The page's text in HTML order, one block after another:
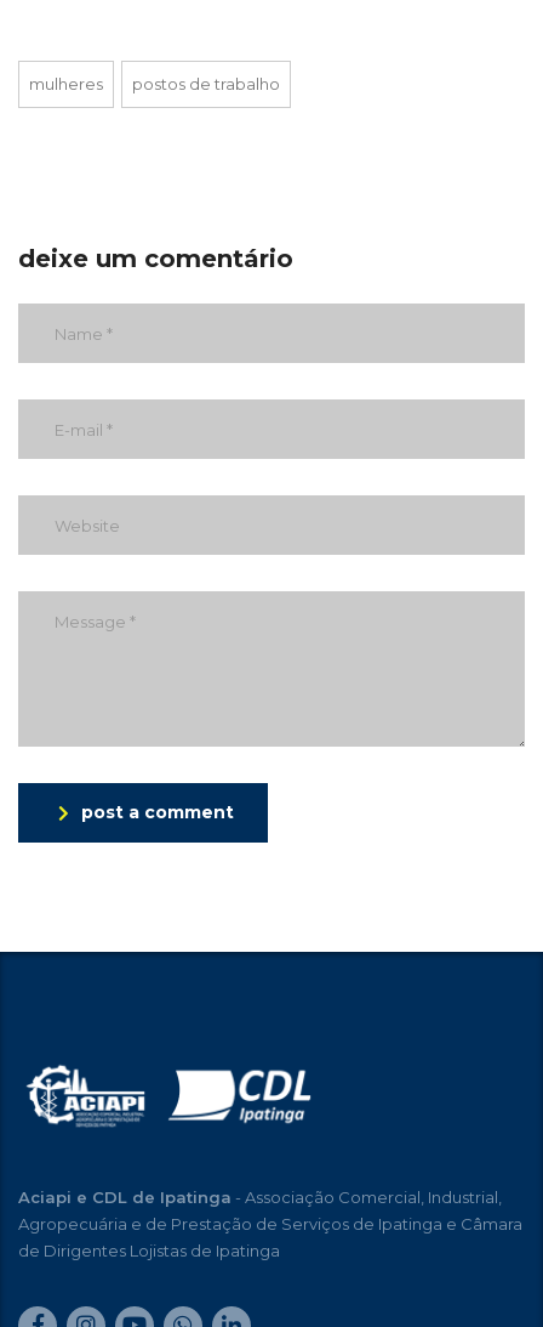
mulheres postos de trabalho
deixe um comentário
post a comment
Aciapi e CDL de Ipatinga - Associação Comercial, Industrial,
Agropecuária e de Prestação de Serviços de Ipatinga e Câmara
de Dirigentes Lojistas de Ipatinga